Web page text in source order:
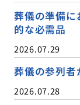
葬儀の準備
的な必需品
2026.07.29
葬儀の参列
2026.07.28